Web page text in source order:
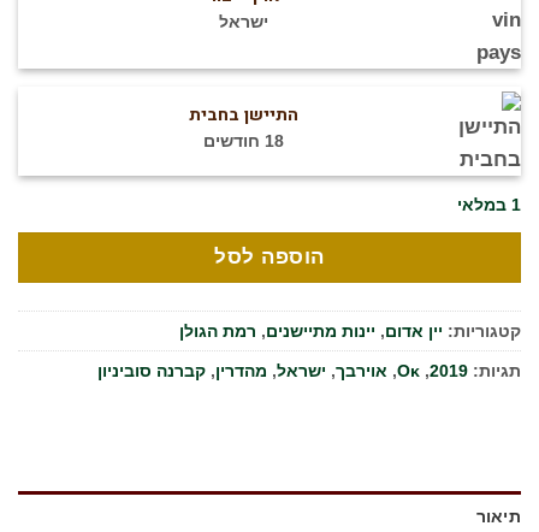
ישראל
התיישן בחבית
18 חודשים
הוספה לסל
קטגוריות:יין אדום,יינות מתיישנים,רמת הגולן
תגיות:2019
,
Oκ
,אוירבך,ישראל,מהדרין,קברנה סוביניון
תיאור